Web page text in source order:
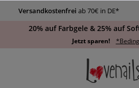
Versandkostenfrei ab 70€ in DE*
20% auf Farbgele & 25% auf
Jetzt sparen!